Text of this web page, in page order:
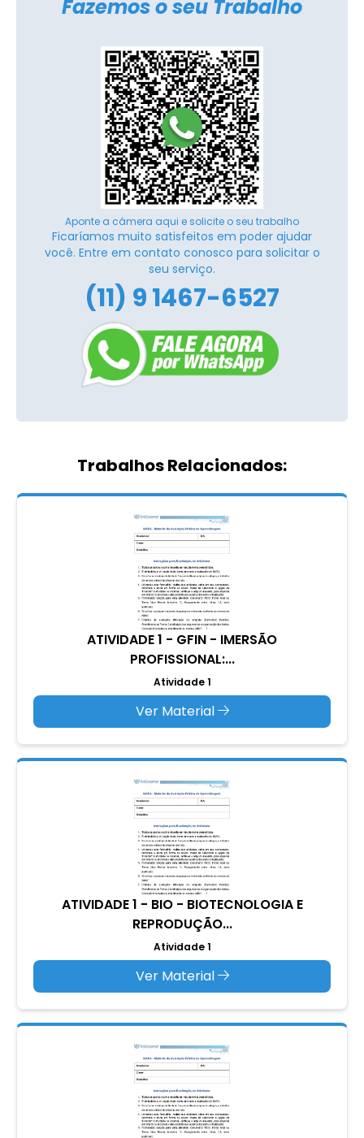
Fazemos o seu Trabalho
Aponte a câmera aqui e solicite o seu trabalho
Ficaríamos muito satisfeitos em poder ajudar
você. Entre em contato conosco para solicitar o
seu serviço.
(11) 9 1467-6527
Trabalhos Relacionados:
ATIVIDADE 1 - GFIN - IMERSÃO
PROFISSIONAL:...
Atividade 1
Ver Material
ATIVIDADE 1 - BIO - BIOTECNOLOGIA E
REPRODUÇÃO...
Atividade 1
Ver Material